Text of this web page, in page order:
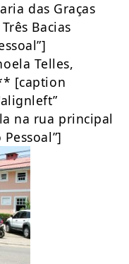
das Graças
Bacias
Telles,
[caption
na rua principal